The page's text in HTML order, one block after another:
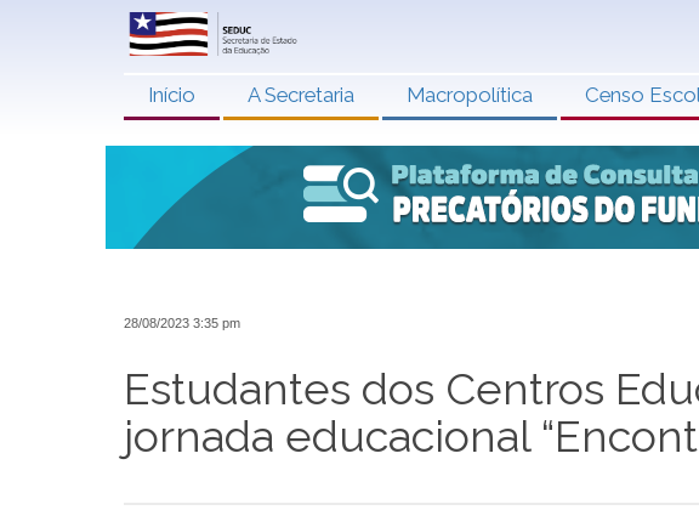
Início A Secretaria Macropolítica Censo
28/08/2023 3:35 pm
Estudantes dos Centros
jornada educacional